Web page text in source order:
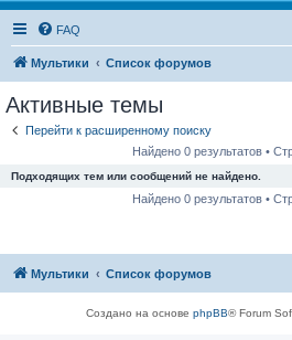
FAQ
Мультики Список форумов
Активные темы
Перейти к расширенному поиску
Найдено 0 результатов •
Подходящих тем или сообщений не найдено.
Найдено 0 результатов •
Мультики Список форумов
Создано на основе phpBB® Forum